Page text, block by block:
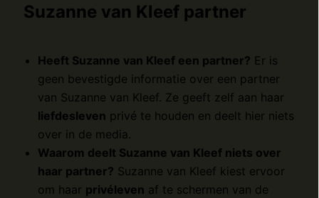
Suzanne van Kleef partner
Heeft Suzanne van Kleef een partner? Er is
geen bevestigde informatie over een partner
van Suzanne van Kleef. Ze geeft zelf aan haar
liefdesleven privé te houden en deelt hier niets
over in de media.
Waarom deelt Suzanne van Kleef niets over
haar partner? Suzanne van Kleef kiest ervoor
om haar privéleven af te schermen van de